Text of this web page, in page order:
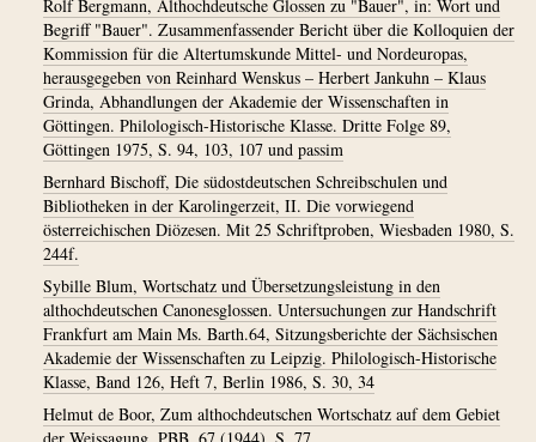
Rolf Bergmann, Althochdeutsche Glossen zu "Bauer", in: Wort und
Begriff "Bauer". Zusammenfassender Bericht über die Kolloquien der
Kommission für die Altertumskunde Mittel- und Nordeuropas,
herausgegeben von Reinhard Wenskus – Herbert Jankuhn – Klaus
Grinda, Abhandlungen der Akademie der Wissenschaften in
Göttingen. Philologisch-Historische Klasse. Dritte Folge 89,
Göttingen 1975, S. 94, 103, 107 und passim
Bernhard Bischoff, Die südostdeutschen Schreibschulen und
Bibliotheken in der Karolingerzeit, II. Die vorwiegend
österreichischen Diözesen. Mit 25 Schriftproben, Wiesbaden 1980, S.
244f.
Sybille Blum, Wortschatz und Übersetzungsleistung in den
althochdeutschen Canonesglossen. Untersuchungen zur Handschrift
Frankfurt am Main Ms. Barth.64, Sitzungsberichte der Sächsischen
Akademie der Wissenschaften zu Leipzig. Philologisch-Historische
Klasse, Band 126, Heft 7, Berlin 1986, S. 30, 34
Helmut de Boor, Zum althochdeutschen Wortschatz auf dem Gebiet